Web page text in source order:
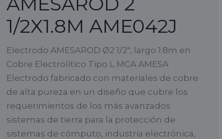
1/2X1.8M AME042J
Electrodo AMESAROD Ø2 1/2″, largo 1.8m en
Cobre Electrolítico Tipo L MCA AMESA
Electrodo fabricado con materiales de cobre
de alta pureza en un diseño que cubre los
requerimientos de los más avanzados
sistemas de tierra para la protección de
sistemas de cómputo, industria electrónica,